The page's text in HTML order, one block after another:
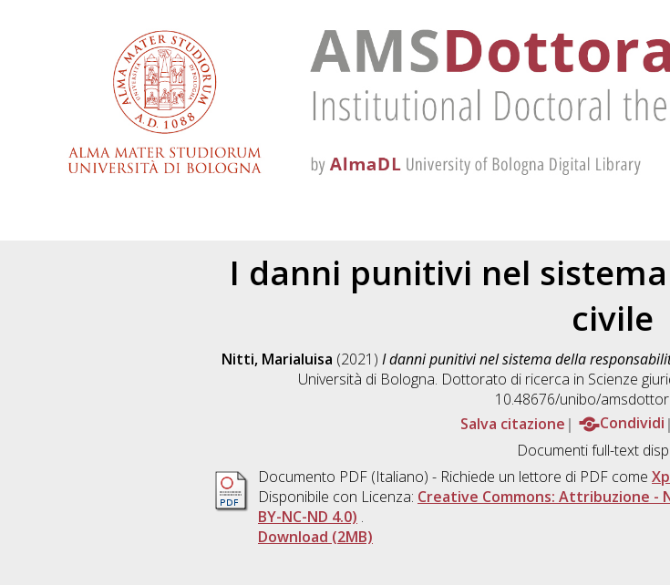
I danni punitivi nel
civile
Nitti, Marialuisa (2021) I danni punitivi nel sistema della
Università di Bologna. Dottorato di ricerca in Scienze
10.48676/unibo/
Salva citazione
Condividi
Documenti full-text
Documento PDF (Italiano) - Richiede un lettore di PDF come
Disponibile con Licenza: Creative Commons: Attribuzione -
BY-NC-ND 4.0) .
Download (2MB)